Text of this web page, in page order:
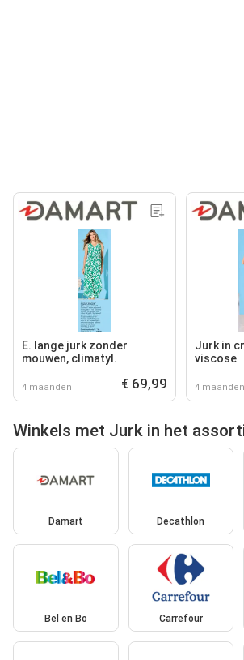
E. lange jurk zonder
mouwen, climatyl.
4 maanden € 69,99
Jurk in
viscose
4 maanden
Winkels met Jurk in het
Damart Decathlon
Bel en Bo Carrefour